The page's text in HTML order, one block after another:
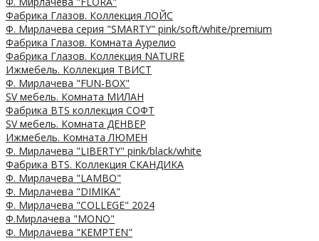
Фабрика Глазов. Коллекция ЛОЙС
Ф. Мирлачева серия "SMARTY" pink/soft/white/premium
Фабрика Глазов. Комната Аурелио
Фабрика Глазов. Коллекция NATURE
Ижмебель. Коллекция ТВИСТ
Ф. Мирлачева "FUN-BOX"
SV мебель. Комната МИЛАН
Фабрика BTS коллекция СОФТ
SV мебель. Комната ДЕНВЕР
Ижмебель. Комната ЛЮМЕН
Ф. Мирлачева "LIBERTY" pink/black/white
Фабрика BTS. Коллекция СКАНДИКА
Ф. Мирлачева "LAMBO"
Ф. Мирлачева "DIMIKA"
Ф. Мирлачева "COLLEGE" 2024
Ф.Мирлачева "MONO"
Ф. Мирлачева "KEMPTEN"